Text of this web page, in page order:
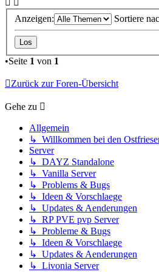
Anzeigen: Sortiere
•Seite 1 von 1
Zurück zur Foren-Übersicht
Gehe zu
Allgemein
↳ Willkommen bei den
Server
↳ DAYZ Standalone
↳ Vanilla Server
↳ Problems & Bugs
↳ Ideen & Vorschlaege
↳ Updates & Aenderungen
↳ RP PVE pvp Server
↳ Probleme & Bugs
↳ Ideen & Vorschlaege
↳ Updates & Aenderungen
↳ Livonia Server